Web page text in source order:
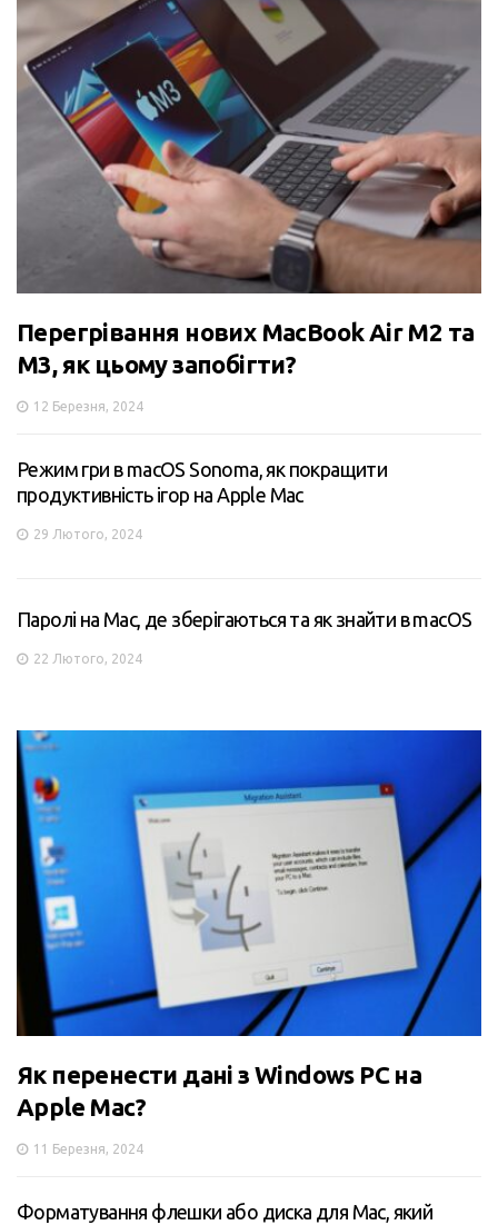
Перегрівання нових MacBook Air M2 та
M3, як цьому запобігти?
12 Березня, 2024
Режим гри в macOS Sonoma, як покращити
продуктивність ігор на Apple Mac
29 Лютого, 2024
Паролі на Mac, де зберігаються та як знайти в macOS
22 Лютого, 2024
Як перенести дані з Windows PC на
Apple Mac?
11 Березня, 2024
Форматування флешки або диска для Mac, який